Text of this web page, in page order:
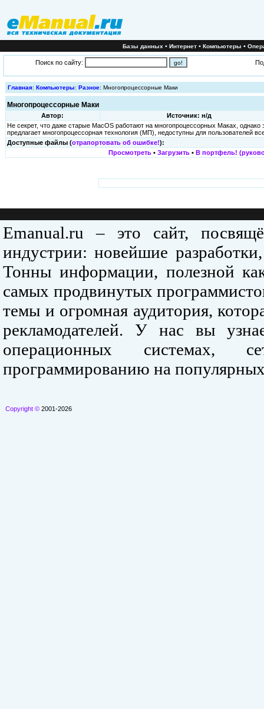
Базы данных•Интернет•Компьютеры•
Поиск по сайту:
Главная: Компьютеры: Разное: Многопроцессорные Маки
Многопроцессорные Маки
Автор:
Источник: н/д
Не секрет, что даже старые MacOS работают на многопроцессорных Маках,
предлагает многопроцессорная технология (МП), недоступны для пользователей
Доступные файлы (отрапортовать об ошибке!):
Просмотреть • Загрузить • В портфель!
Emanual.ru – это сайт,
индустрии: новейшие
Тонны информации, полезной
самых продвинутых
темы и огромная аудитория,
рекламодателей. У нас вы
операционных системах,
программированию на
Copyright © 2001-2026